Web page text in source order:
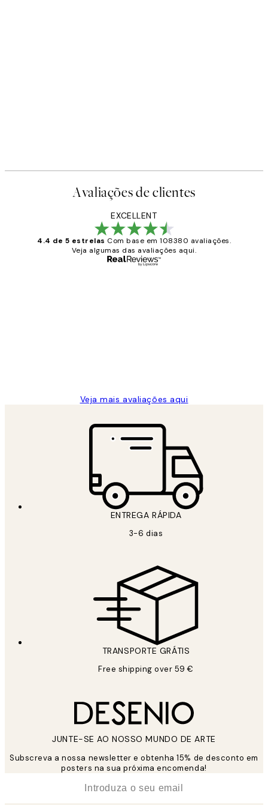
Avaliações de clientes
EXCELLENT
4.4 de 5 estrelas Com base em 108380 avaliações.
Veja algumas das avaliações aqui.
Veja mais avaliações aqui
ENTREGA RÁPIDA
3-6 dias
TRANSPORTE GRÁTIS
Free shipping over 59 €
JUNTE-SE AO NOSSO MUNDO DE ARTE
Subscreva a nossa newsletter e obtenha 15% de desconto em
posters na sua próxima encomenda!